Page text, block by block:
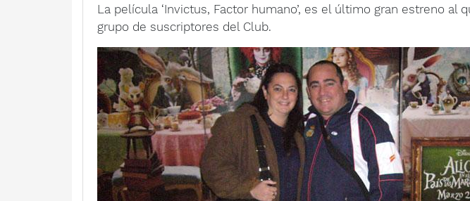
La película ‘Invictus, Factor humano’, es el último gran estreno al
grupo de suscriptores del Club.